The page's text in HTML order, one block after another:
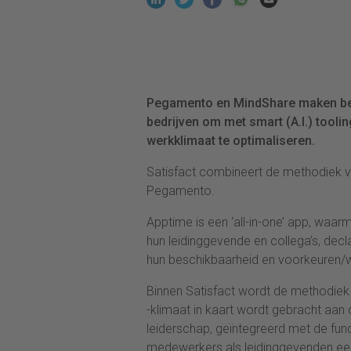
Pegamento en MindShare maken
bedrijven om met smart (A.I.)
werkklimaat te optimaliseren.
Satisfact combineert de methodiek
Pegamento.
Apptime is een ‘all-in-one’ app,
hun leidinggevende en collega’s,
hun beschikbaarheid en
Binnen Satisfact wordt de
-klimaat in kaart wordt gebracht aan
leiderschap, geïntegreerd met de
medewerkers als leidinggevenden